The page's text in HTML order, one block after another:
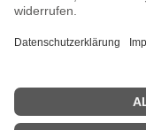
Herkunft etc.
Movies Zach